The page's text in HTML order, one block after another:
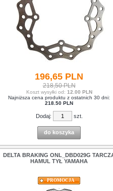
196,65 PLN
218,50 PLN
Koszt wysyłki od: 12.00 PLN
Najniższa cena produktu z ostatnich 30 dni:
218.50 PLN
Dodaj: szt.
do koszyka
DELTA BRAKING ONL_DBD029G
HAMUL TYŁ YAMAHA
PROMOCJA